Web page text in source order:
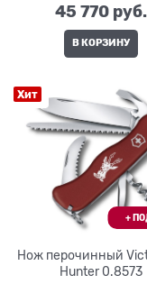
45 770 руб.
В КОРЗИНУ
Хит
Нож перочинный
Hunter 0.8573